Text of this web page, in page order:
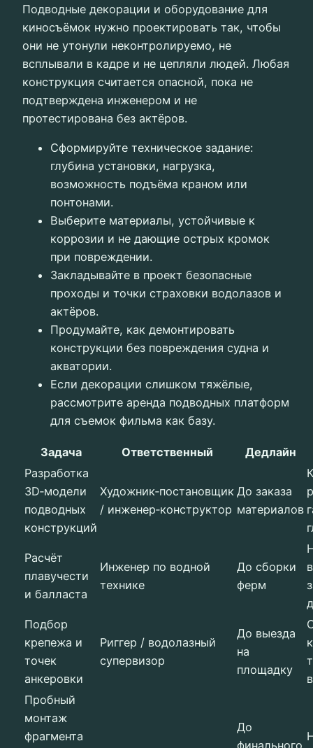
Подводные декорации и оборудование для
киносъёмок нужно проектировать так, чтобы
они не утонули неконтролируемо, не
всплывали в кадре и не цепляли людей. Любая
конструкция считается опасной, пока не
подтверждена инженером и не
протестирована без актёров.
Сформируйте техническое задание:
глубина установки, нагрузка,
возможность подъёма краном или
понтонами.
Выберите материалы, устойчивые к
коррозии и не дающие острых кромок
при повреждении.
Закладывайте в проект безопасные
проходы и точки страховки водолазов и
актёров.
Продумайте, как демонтировать
конструкции без повреждения судна и
акватории.
Если декорации слишком тяжёлые,
рассмотрите аренда подводных платформ
для съемок фильма как базу.
Задача Ответственный
Дедлайн
Разработка
3D‑модели
подводных
конструкций
Художник‑постановщик
/ инженер‑конструктор
До заказа
материалов
Расчёт
плавучести
и балласта
Инженер по водной
технике
До сборки
ферм
Подбор
крепежа и
точек
анкеровки
Риггер / водолазный
супервизор
До выезда
на
площадку
Пробный
монтаж
фрагмента
До